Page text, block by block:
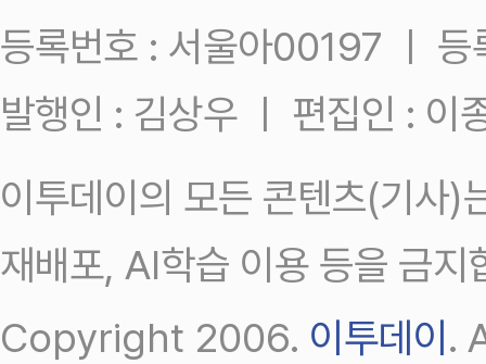
등록번호 : 서울아00197 ㅣ
발행인 : 김상우 ㅣ 편집인 : 이
이투데이의 모든 콘텐츠(기사)
재배포, AI학습 이용 등을 금지
Copyright 2006. 이투데이 .